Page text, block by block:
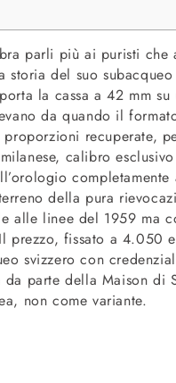
parli più ai puristi
del suo
la cassa a 42 mm
da quando il
recuperate,
calibro
della pura
alle linee del 1959 ma
prezzo, fissato a 4.050
svizzero con
parte della Maison di
non come variante.